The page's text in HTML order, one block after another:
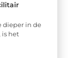
dieper in de
het